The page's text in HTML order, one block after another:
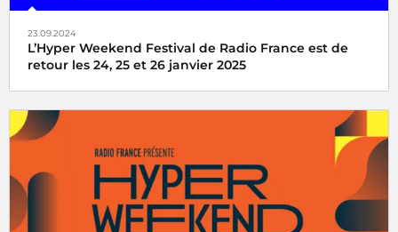
23.09.2024
L’Hyper Weekend Festival de Radio France est de
retour les 24, 25 et 26 janvier 2025
Rendez-vous pour la 4eédition de l'Hyper Weekend
Festival à la Maison de la Radio et de la Musique les 24, 25
et 26 janvier 2025